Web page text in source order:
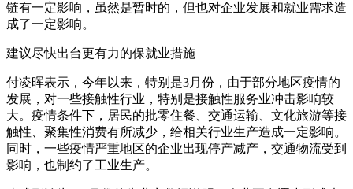
链有一定影响，虽然是暂时的，但也对企业发展和就业需求造
成了一定影响。
建议尽快出台更有力的保就业措施
付凌晖表示，今年以来，特别是3月份，由于部分地区疫情的
发展，对一些接触性行业，特别是接触性服务业冲击影响较
大。疫情条件下，居民的批零住餐、交通运输、文化旅游等接
触性、聚集性消费有所减少，给相关行业生产造成一定影响。
同时，一些疫情严重地区的企业出现停产减产，交通物流受到
影响，也制约了工业生产。